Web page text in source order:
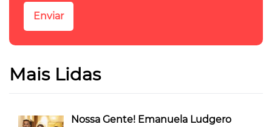
Mais Lidas
Nossa Gente! Emanuela Ludgero